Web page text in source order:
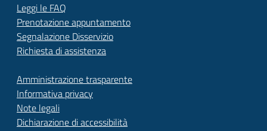
Leggi le FAQ
Prenotazione appuntamento
Segnalazione Disservizio
Richiesta di assistenza
Amministrazione trasparente
Informativa privacy
Note legali
Dichiarazione di accessibilità